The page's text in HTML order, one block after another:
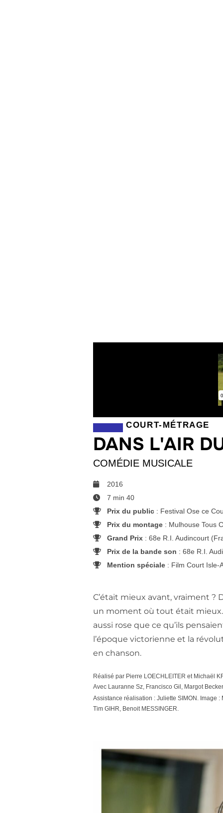
COURT-MÉTRAGE
DANS L'AIR
COMÉDIE MUSICALE
2016
7 min 40
Prix du public: Festival Ose ce
Prix du montage : Mulhouse Tous
Grand Prix : 68e R.I. Audincourt
Prix de la bande son : 68e R.I.
Mention spéciale: Film Court Isle-
C’était mieux avant, vraiment ?
un moment où tout était mieux.
aussi rose que ce qu’ils
l’époque victorienne et la
en chanson.
Réalisé par Pierre LOECHLEITER et Michaël
Avec Lauranne Sz, Francisco Gil, Margot
Assistance réalisation : Juliette SIMON. Image
Tim GIHR, Benoit MESSINGER.